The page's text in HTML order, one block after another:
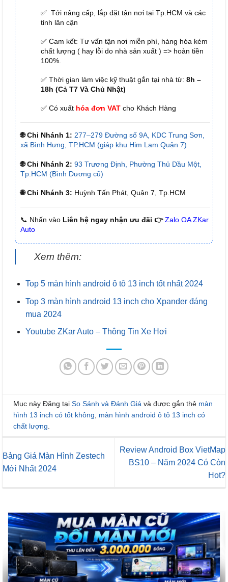
✅ Tới nâng cấp, lắp đặt tận nơi tại Tp.HCM và các
tỉnh lân cận
✅ Cam kết: Tư vấn tận nơi miễn phí, hàng hóa kém
chất lượng ( hay lỗi do nhà sản xuất ) => hoàn tiền
100%.
✅ Thời gian làm việc kỹ thuật gắn tại nhà từ: 8h –
18h (Cả T7 Và Chủ Nhật)
✅ Có xuất hóa đơn VAT cho Khách Hàng
🌐 Chi Nhánh 1: 277–279 Đường số 9A, KDC Trung Sơn,
xã Bình Hưng, TP.HCM (giáp khu Him Lam Quận 7)
🌐 Chi Nhánh 2: 93 Trương Định, Phường Thủ Dầu Một,
Tp.HCM (Bình Dương cũ)
🌐 Chi Nhánh 3: Huỳnh Tấn Phát, Quận 7, Tp.HCM
📞 Nhấn vào Liên hệ ngay nhận ưu đãi 👉 Zalo OA ZKar
Auto
Xem thêm:
Top 5 màn hình android ô tô 13 inch tốt nhất 2024
Top 3 màn hình android 13 inch cho Xpander đáng
mua 2024
Youtube ZKar Auto – Thông Tin Xe Hơi
Mục này Đăng tại So Sánh và Đánh Giá và được gắn thẻ màn
hình 13 inch có tốt không, màn hình android ô tô 13 inch có
chất lượng.
Bảng Giá Màn Hình Zestech
Mới Nhất 2024
Review Android Box VietMap
BS10 – Năm 2024 Có Còn
Hot?